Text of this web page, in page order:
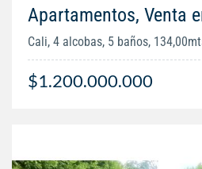
Apartamentos, Venta
Cali, 4 alcobas, 5 baños,
$1.200.000.000